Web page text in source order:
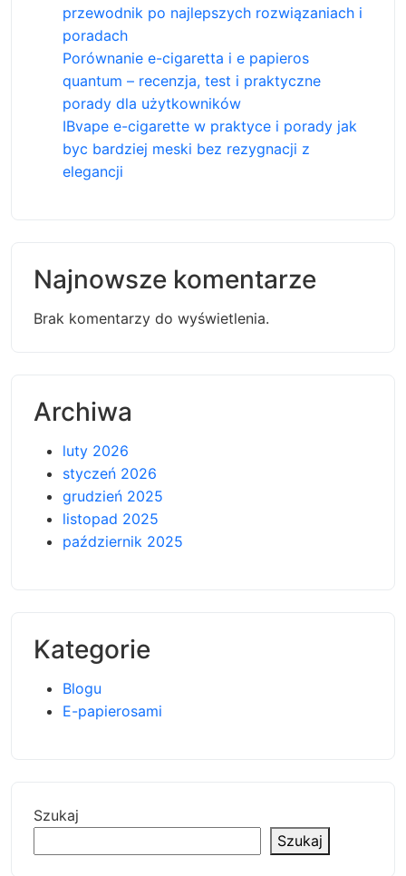
przewodnik po najlepszych rozwiązaniach i
poradach
Porównanie e-cigaretta i e papieros
quantum – recenzja, test i praktyczne
porady dla użytkowników
IBvape e-cigarette w praktyce i porady jak
byc bardziej meski bez rezygnacji z
elegancji
Najnowsze komentarze
Brak komentarzy do wyświetlenia.
Archiwa
luty 2026
styczeń 2026
grudzień 2025
listopad 2025
październik 2025
Kategorie
Blogu
E-papierosami
Szukaj
Szukaj